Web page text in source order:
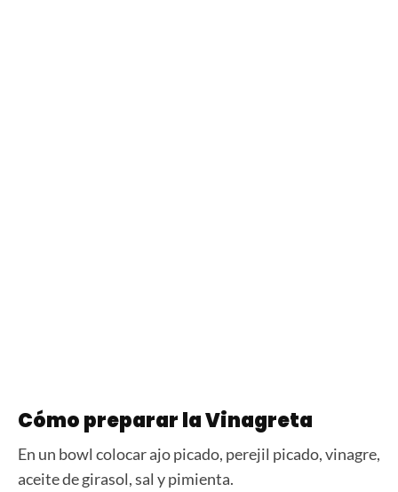
Cómo preparar la Vinagreta
En un bowl colocar ajo picado, perejil picado, vinagre,
aceite de girasol, sal y pimienta.